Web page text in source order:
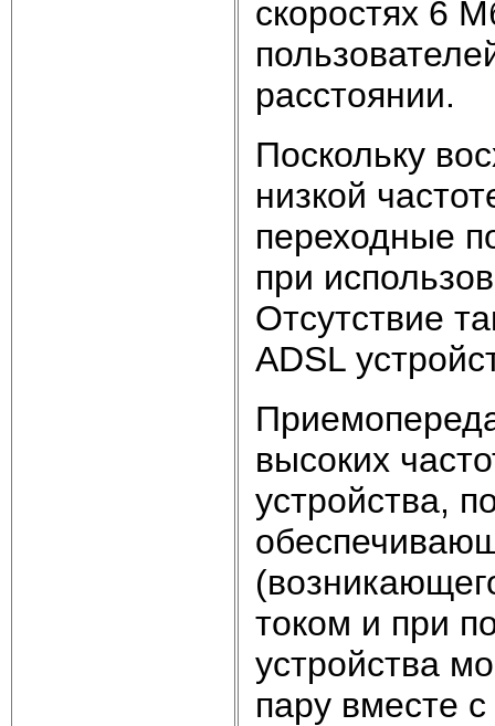
скоростях 6
расстоянии.
Поскольку
низкой
переходные
при
Отсутствие
ADSL
высоких
устройства,
током и при
устройства
пару вместе